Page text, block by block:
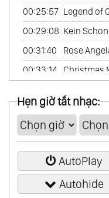
63.Chinese
64.Friends
65.In Amore
66.Latin Passion
67.Romantic
68.The Best Of
69.The Best Of
70.The Best Of
The Best Of
72.The Best Of
00:25:57 Legend of
00:29:08 Kein
00:31:40
Rose
00:33:14
Christmas
Hẹn giờ tắt nhạc:
AutoPlay
Autohide